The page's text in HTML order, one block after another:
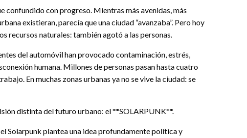
confundido con progreso. Mientras más avenidas, más
existieran, parecía que una ciudad “avanzaba”. Pero hoy
recursos naturales: también agotó a las personas.
del automóvil han provocado contaminación, estrés,
humana. Millones de personas pasan hasta cuatro
En muchas zonas urbanas ya no se vive la ciudad: se
distinta del futuro urbano: el **SOLARPUNK**.
Solarpunk plantea una idea profundamente política y